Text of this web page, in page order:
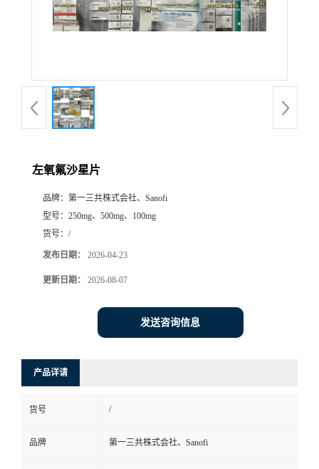
书
联
左氧氟沙星片
品牌： 第一三共株式会社、Sanofi
型号： 250mg、500mg、100mg
货号： /
发布日期： 2026-04-23
更新日期： 2026-08-07
发送咨询信息
产品详请
货号 /
品牌 第一三共株式会社、Sanofi